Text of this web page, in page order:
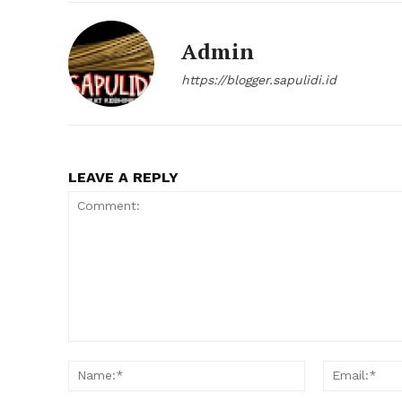
Admin
https://blogger.sapulidi.id
LEAVE A REPLY
Name:*